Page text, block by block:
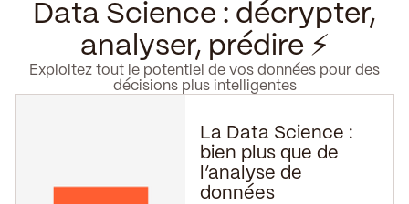
Data Science : décrypter,
analyser, prédire ⚡️
Exploitez tout le potentiel de vos données pour des
décisions plus intelligentes
La Data Science :
bien plus que de
l’analyse de
données